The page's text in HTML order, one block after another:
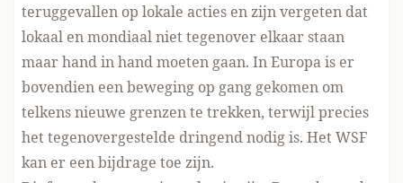
teruggevallen op lokale acties en zijn vergeten dat
lokaal en mondiaal niet tegenover elkaar staan
maar hand in hand moeten gaan. In Europa is er
bovendien een beweging op gang gekomen om
telkens nieuwe grenzen te trekken, terwijl precies
het tegenovergestelde dringend nodig is. Het WSF
kan er een bijdrage toe zijn.